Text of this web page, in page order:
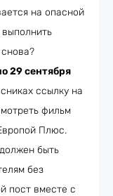
на опасной
29 сентября
ссылку на
фильм
Плюс.
быть
без
пост вместе с